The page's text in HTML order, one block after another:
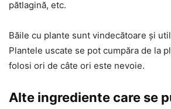
pătlagină, etc.
Băile cu plante sunt vindecătoare și
Plantele uscate se pot cumpăra de la
folosi ori de câte ori este nevoie.
Alte ingrediente care se